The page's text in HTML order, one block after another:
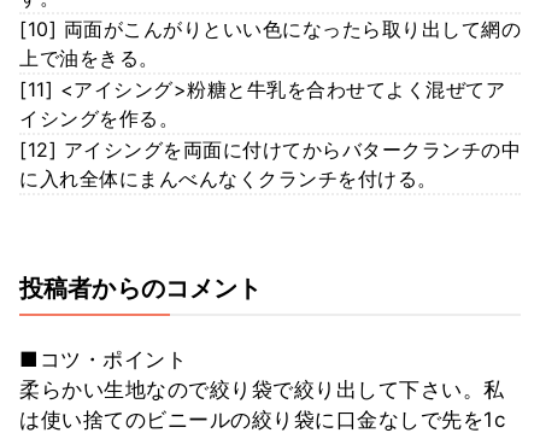
[10] 両面がこんがりといい色になったら取り出して網の
上で油をきる。
[11] <アイシング>粉糖と牛乳を合わせてよく混ぜてア
イシングを作る。
[12] アイシングを両面に付けてからバタークランチの中
に入れ全体にまんべんなくクランチを付ける。
投稿者からのコメント
■コツ・ポイント
柔らかい生地なので絞り袋で絞り出して下さい。私
は使い捨てのビニールの絞り袋に口金なしで先を1c